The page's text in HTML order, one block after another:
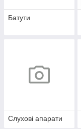
Батути
Слухові апарати